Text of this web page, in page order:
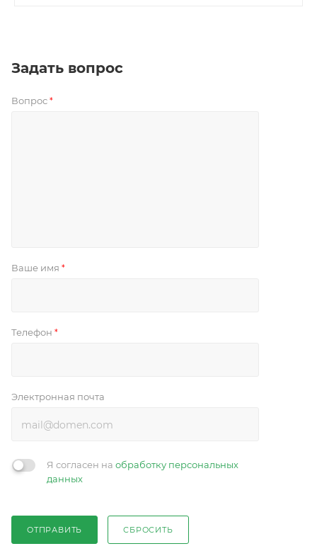
Задать вопрос
Вопрос *
Ваше имя *
Телефон *
Электронная почта
Я согласен на обработку персональных
данных
ОТПРАВИТЬ СБРОСИТЬ